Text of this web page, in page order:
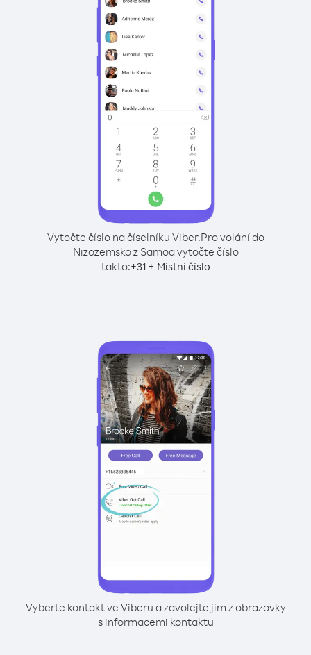
Vytočte číslo na číselníku Viber.Pro volání do
Nizozemsko z Samoa vytočte číslo
takto:+31+ Místní číslo
Vyberte kontakt ve Viberu a zavolejte jim z obrazovky
s informacemi kontaktu